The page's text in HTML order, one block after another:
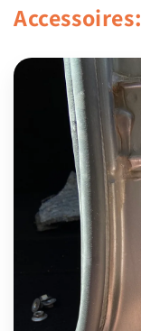
Accessoires: